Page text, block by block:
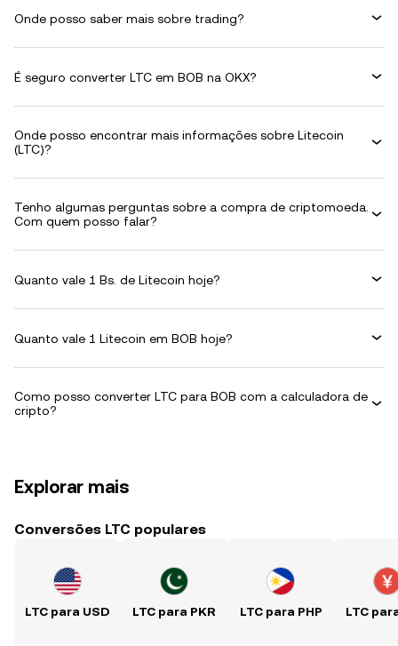
Onde posso saber mais sobre trading?
É seguro converter LTC em BOB na OKX?
Onde posso encontrar mais informações sobre Litecoin
(LTC)?
Tenho algumas perguntas sobre a compra de criptomoeda.
Com quem posso falar?
Quanto vale 1 Bs. de Litecoin hoje?
Quanto vale 1 Litecoin em BOB hoje?
Como posso converter LTC para BOB com a calculadora de
cripto?
Explorar mais
Conversões LTC populares
LTC para USD LTC para PKR LTC para PHP LTC